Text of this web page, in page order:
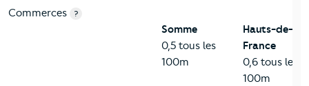
Commerces ?
Somme
0,5 tous les
100m
Hauts-de-
France
0,6 tous les
100m